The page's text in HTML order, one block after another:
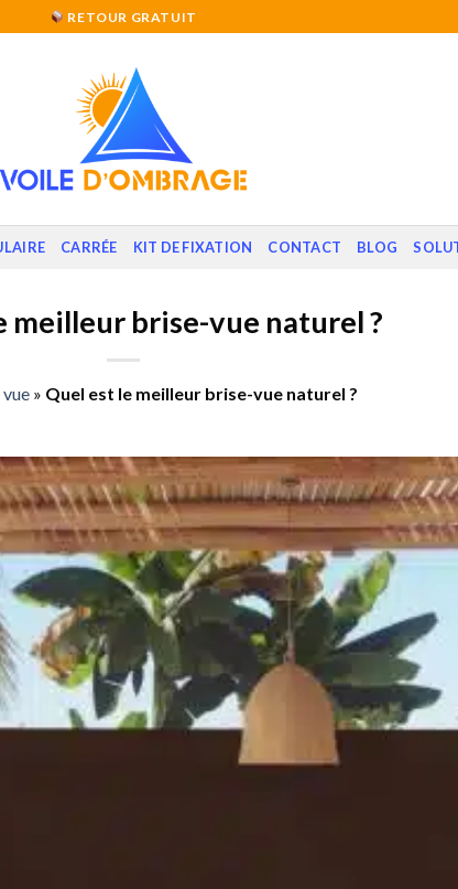
RETOUR GRATUIT
CARRÉE KIT DE FIXATION CONTACT BLOG
meilleur brise-vue naturel ?
» Quel est le meilleur brise-vue naturel ?